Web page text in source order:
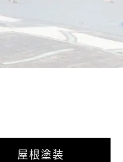
屋根塗装